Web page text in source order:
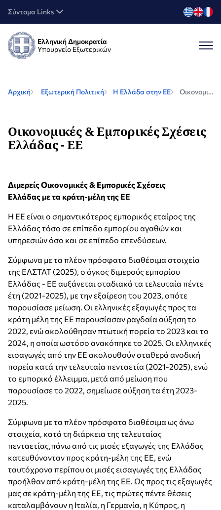
Σύντομα Links
Ελληνική Δημοκρατία
Υπουργείο Εξωτερικών
Αρχική Εξωτερική Πολιτική Η Ελλάδα στην ΕΕ Οικονομικές & Εμπορικές Σχέσεις Ελλάδας - ΕΕ
Οικονομικές & Εμπορικές Σχέσεις
Ελλάδας - ΕΕ
ΔιμερείςΟικονομικές & Εμπορικές Σχέσεις
Ελλάδας μετα κράτη-μέλη της ΕΕ
Η ΕΕ είναι ο σημαντικότερος εμπορικός εταίρος της
Ελλάδας τόσο σε επίπεδο εμπορίου αγαθών και
υπηρεσιών όσο και σε επίπεδο επενδύσεων.
Σύμφωνα με τα πλέον πρόσφατα διαθέσιμα στοιχεία
της ΕΛΣΤΑΤ (2025), o όγκος διμερούς εμπορίου
Ελλάδας - ΕΕ αυξάνεται σταδιακά τα τελευταία πέντε
έτη (2021-2025), με την εξαίρεση του 2023, οπότε
παρουσίασε μείωση. Οι ελληνικές εξαγωγές προς τα
κράτη μέλη της ΕΕ παρουσίασαν ραγδαία αύξηση το
2022, ενώ ακολούθησαν πτωτική πορεία το 2023 και το
2024, η οποία ωστόσο ανακόπηκε το 2025. Οι ελληνικές
εισαγωγές από την ΕΕ ακολουθούν σταθερά ανοδική
πορεία κατά την τελευταία πενταετία (2021-2025), ενώ
το εμπορικό έλλειμμα, μετά από μείωση που
παρουσίασε το 2022, σημείωσε αύξηση τα έτη 2023-
2025.
Σύμφωνα με τα πλέον πρόσφατα διαθέσιμα ως άνω
στοιχεία, κατά τη διάρκεια της τελευταίας
πενταετίας,πάνω από τις μισές εξαγωγές της Ελλάδας
κατευθύνονταν προς κράτη-μέλη της ΕΕ, ενώ
ταυτόχρονα περίπου οι μισές εισαγωγές της Ελλάδας
προήλθαν από κράτη-μέλη της ΕΕ. Ως προς τις εξαγωγές
μας σε κράτη-μέλη της ΕΕ, τις πρώτες πέντε θέσεις
καταλαμβάνουν η Ιταλία, η Γερμανία, η Κύπρος, η